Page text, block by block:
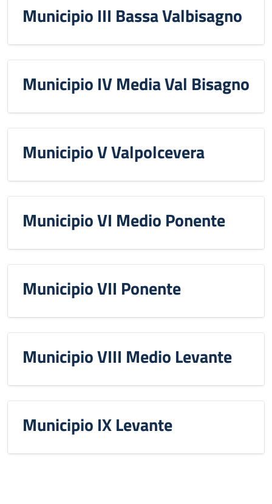
Municipio III Bassa Valbisagno
Municipio IV Media Val Bisagno
Municipio V Valpolcevera
Municipio VI Medio Ponente
Municipio VII Ponente
Municipio VIII Medio Levante
Municipio IX Levante